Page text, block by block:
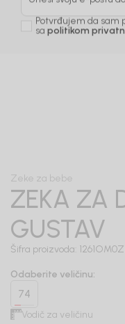
Zeke za bebe
ZEKA ZA
GUSTAV
Šifra proizvoda:
Odaberite veličinu:
74
Vodič za veličinu
Unesi svoju e-poštu
Potvrđujem da